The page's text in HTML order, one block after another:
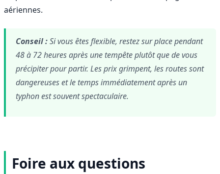
aériennes.
Conseil :Si vous êtes flexible, restez sur place pendant
48 à 72 heures après une tempête plutôt que de vous
précipiter pour partir. Les prix grimpent, les routes sont
dangereuses et le temps immédiatement après un
typhon est souvent spectaculaire.
Foire aux questions